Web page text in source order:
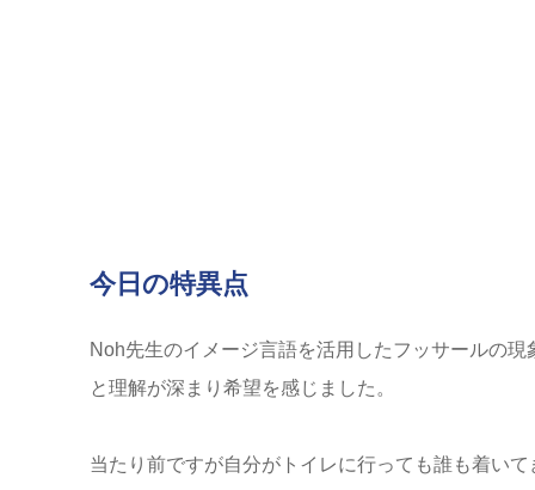
今日の特異点
Noh先生のイメージ言語を活用したフッサールの
と理解が深まり希望を感じました。
当たり前ですが自分がトイレに行っても誰も着い